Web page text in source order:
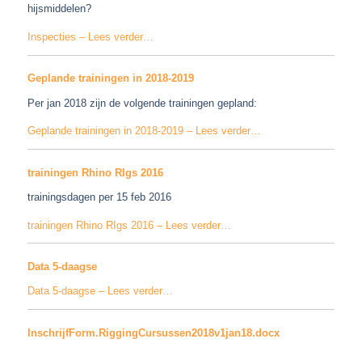
hijsmiddelen?
Inspecties – Lees verder…
Geplande trainingen in 2018-2019
Per jan 2018 zijn de volgende trainingen gepland:
Geplande trainingen in 2018-2019 – Lees verder…
trainingen Rhino RIgs 2016
trainingsdagen per 15 feb 2016
trainingen Rhino RIgs 2016 – Lees verder…
Data 5-daagse
Data 5-daagse – Lees verder…
InschrijfForm.RiggingCursussen2018v1jan18.docx